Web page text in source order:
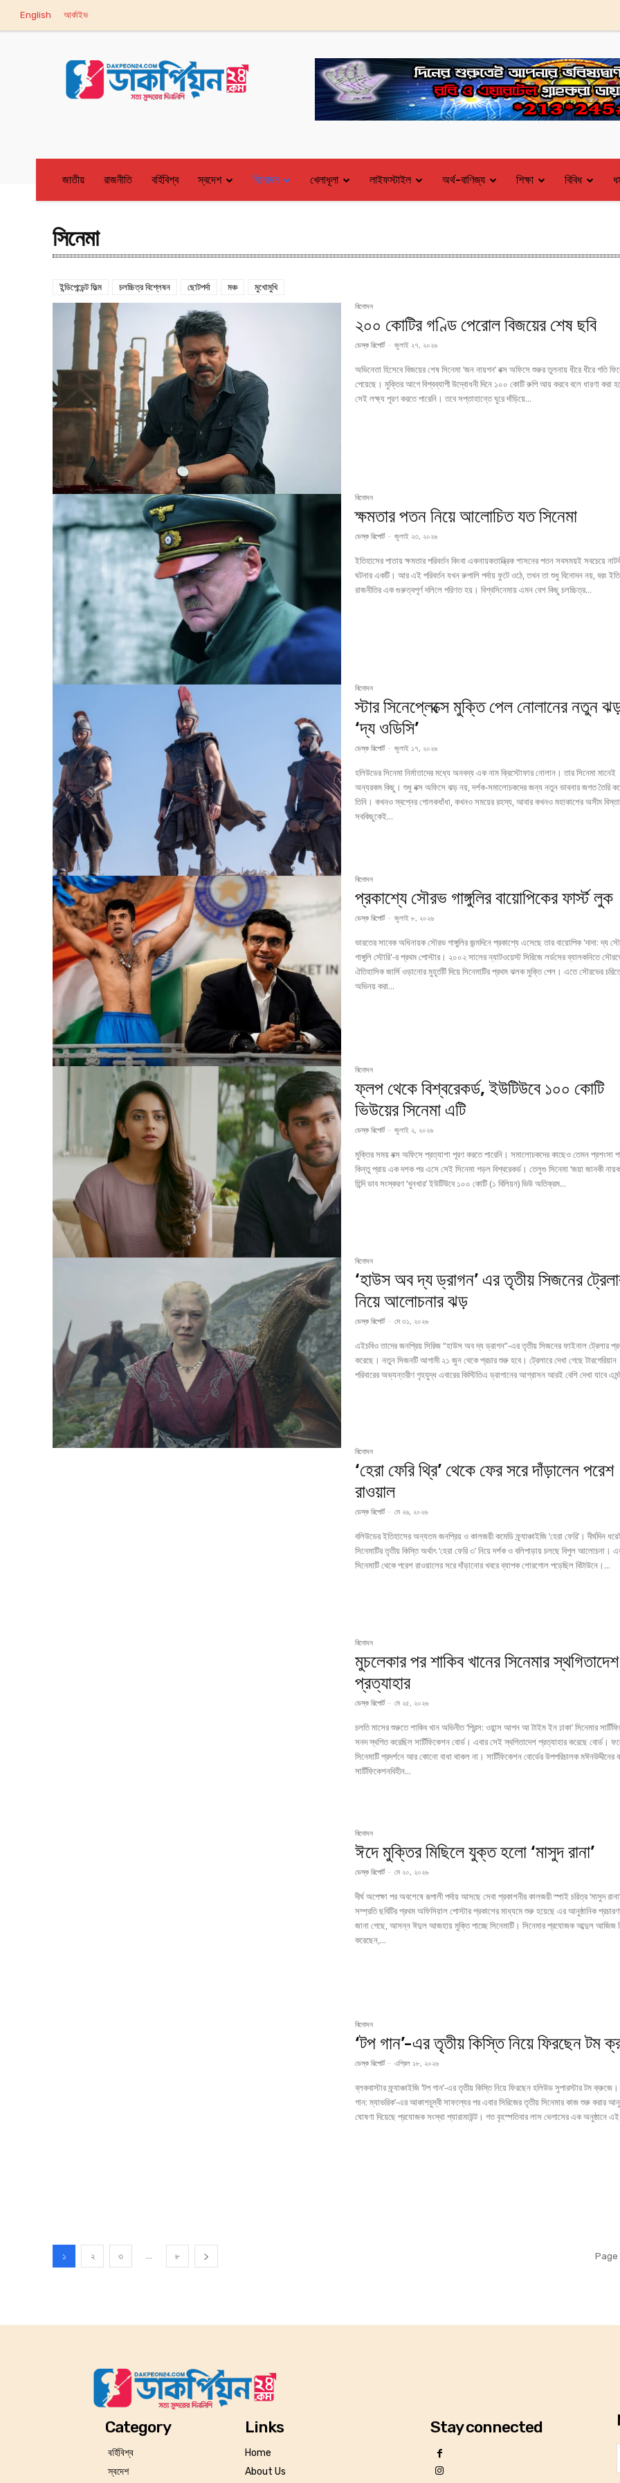
English আর্কাইভ
জাতীয় রাজনীতি বর্হিবিশ্ব স্বদেশ বিনোদন খেলাধূলা লাইফস্টাইল অর্থ-বাণিজ্য শিক্ষা বিবিধ
সিনেমা
ইন্ডিপেন্ডেন্ট ফিল্ম চলচ্চিত্র বিশ্লেষন ছোটপর্দা মঞ্চ মুখোমুখি
বিনোদন
২০০ কোটির গণ্ডি পেরোল বিজয়ের শেষ ছবি
ডেস্ক রিপোর্ট - জুলাই ২৭, ২০২৬
অভিনেতা হিসেবে বিজয়ের শেষ সিনেমা ‘জন নায়গন’ বক্স অফিসে শুরুর তুলনায় ধীরে ধীরে গতি
পেয়েছে। মুক্তির আগে বিশ্বব্যাপী উদ্বোধনী দিনে ১০০ কোটি রুপি আয় করবে বলে ধারণা করা
সেই লক্ষ্য পূরণ করতে পারেনি। তবে সপ্তাহান্তে ঘুরে দাঁড়িয়ে...
বিনোদন
ক্ষমতার পতন নিয়ে আলোচিত যত সিনেমা
ডেস্ক রিপোর্ট - জুলাই ২৩, ২০২৬
ইতিহাসের পাতায় ক্ষমতার পরিবর্তন কিংবা একনায়কতান্ত্রিক শাসনের পতন সবসময়ই সবচেয়ে
ঘটনার একটি। আর এই পরিবর্তন যখন রুপালি পর্দায় ফুটে ওঠে, তখন তা শুধু বিনোদন নয়, বরং
রাজনীতির এক গুরুত্বপূর্ণ দলিলে পরিণত হয়। বিশ্বসিনেমায় এমন বেশ কিছু চলচ্চিত্র...
বিনোদন
স্টার সিনেপ্লেক্সে মুক্তি পেল নোলানের নতুন
‘দ্য ওডিসি’
ডেস্ক রিপোর্ট - জুলাই ১৭, ২০২৬
হলিউডের সিনেমা নির্মাতাদের মধ্যে অনবদ্য এক নাম ক্রিস্টোফার নোলান। তার সিনেমা মানেই
অন্যরকম কিছু। শুধু বক্স অফিসে ঝড় নয়, দর্শক-সমালোচকদের জন্য নতুন ভাবনার জগত তৈরি
তিনি। কখনও স্বপ্নের গোলকধাঁধা, কখনও সময়ের রহস্য, আবার কখনও মহাকাশের অসীম
সবকিছুকেই...
বিনোদন
প্রকাশ্যে সৌরভ গাঙ্গুলির বায়োপিকের ফার্স্ট লুক
ডেস্ক রিপোর্ট - জুলাই ৮, ২০২৬
ভারতের সাবেক অধিনায়ক সৌরভ গাঙ্গুলির জন্মদিনে প্রকাশ্যে এসেছে তার বায়োপিক 'দাদা: দ্য
গাঙ্গুলি স্টোরি'-র প্রথম পোস্টার। ২০০২ সালের ন্যাটওয়েস্ট সিরিজে লর্ডসের ব্যালকনিতে
ঐতিহাসিক জার্সি ওড়ানোর মুহূর্তটি দিয়ে সিনেমাটির প্রথম ঝলক মুক্তি পেল। এতে সৌরভের
অভিনয় করা...
বিনোদন
ফ্লপ থেকে বিশ্বরেকর্ড, ইউটিউবে ১০০ কোটি
ভিউয়ের সিনেমা এটি
ডেস্ক রিপোর্ট - জুলাই ২, ২০২৬
মুক্তির সময় বক্স অফিসে প্রত্যাশা পূরণ করতে পারেনি। সমালোচকদের কাছেও তেমন প্রশংসা
কিন্তু প্রায় এক দশক পর এসে সেই সিনেমা গড়ল বিশ্বরেকর্ড। তেলুগু সিনেমা ‘জয়া জানকী
হিন্দি ডাব সংস্করণ ‘খুনখার’ ইউটিউবে ১০০ কোটি (১ বিলিয়ন) ভিউ অতিক্রম...
বিনোদন
‘হাউস অব দ্য ড্রাগন’ এর তৃতীয় সিজনের
নিয়ে আলোচনার ঝড়
ডেস্ক রিপোর্ট - মে ৩১, ২০২৬
এইচবিও তাদের জনপ্রিয় সিরিজ “হাউস অব দ্য ড্রাগন”-এর তৃতীয় সিজনের ফাইনাল ট্রেলার
করেছে। নতুন সিজনটি আগামী ২১ জুন থেকে প্রচার শুরু হবে। ট্রেলারে দেখা গেছে টারগেরিয়ান
পরিবারের অভ্যন্তরীণ গৃহযুদ্ধ এবারের কিস্টিতিএ ড্রাগানের আগ্রাসন আরই বেশি দেখা যাবে
বিনোদন
‘হেরা ফেরি থ্রি’ থেকে ফের সরে দাঁড়ালেন পরেশ
রাওয়াল
ডেস্ক রিপোর্ট - মে ২৬, ২০২৬
বলিউডের ইতিহাসের অন্যতম জনপ্রিয় ও কালজয়ী কমেডি ফ্র্যাঞ্চাইজি ‘হেরা ফেরি’। দীর্ঘদিন
সিনেমাটির তৃতীয় কিস্তি অর্থাৎ ‘হেরা ফেরি ৩’ নিয়ে দর্শক ও বলিপাড়ায় চলছে বিপুল আলোচনা।
সিনেমাটি থেকে পরেশ রাওয়ালের সরে দাঁড়ানোর খবরে ব্যাপক শোরগোল পড়েছিল বিটাউনে।...
বিনোদন
মুচলেকার পর শাকিব খানের সিনেমার স্থগিতাদেশ
প্রত্যাহার
ডেস্ক রিপোর্ট - মে ২৫, ২০২৬
চলতি মাসের শুরুতে শাকিব খান অভিনীত ‘প্রিন্স: ওয়ান্স আপন আ টাইম ইন ঢাকা’ সিনেমার
সনদ স্থগিত করেছিল সার্টিফিকেশন বোর্ড। এবার সেই স্থগিতাদেশ প্রত্যাহার করেছে বোর্ড।
সিনেমাটি প্রদর্শনে আর কোনো বাধা থাকল না। সার্টিফিকেশন বোর্ডের উপপরিচালক মঈনউদ্দীনের
সার্টিফিকেশনবিহীন...
বিনোদন
ঈদে মুক্তির মিছিলে যুক্ত হলো ‘মাসুদ রানা’
ডেস্ক রিপোর্ট - মে ২০, ২০২৬
দীর্ঘ অপেক্ষা পর অবশেষে রূপালী পর্দায় আসছে সেবা প্রকাশনীর কালজয়ী স্পাই চরিত্র ‘মাসুদ
সম্প্রতি ছবিটির প্রথম অফিসিয়াল পোস্টার প্রকাশের মাধ্যমে শুরু হয়েছে এর আনুষ্ঠানিক
জানা গেছে, আসন্ন ঈদুল আজহায় মুক্তি পাচ্ছে সিনেমাটি। সিনেমার প্রযোজক আব্দুল আজিজ
করেছেন,...
বিনোদন
‘টপ গান’-এর তৃতীয় কিস্তি নিয়ে ফিরছেন টম
ডেস্ক রিপোর্ট - এপ্রিল ১৮, ২০২৬
ব্লকবাস্টার ফ্র্যাঞ্চাইজি ‘টপ গান’-এর তৃতীয় কিস্তি নিয়ে ফিরছেন হলিউড সুপারস্টার টম ক্রুজে।
গান: ম্যাভরিক’-এর আকাশচুম্বী সাফল্যের পর এবার সিরিজের তৃতীয় সিনেমার কাজ শুরু করার
ঘোষণা দিয়েছে প্রযোজক সংস্থা প্যারামাউন্ট। গত বৃহস্পতিবার লাস ভেগাসের এক অনুষ্ঠানে
১ ২ ৩ ... ৮ Page
Category
বর্হিবিশ্ব
স্বদেশ
Links
Home
About Us
Stay connected